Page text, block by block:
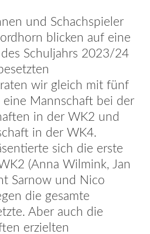
und Schachspieler
blicken auf eine
Schuljahrs 2023/24
wir gleich mit fünf
eine Mannschaft bei der
in der WK2 und
in der WK4.
sich die erste
(Anna Wilmink, Jan
Sarnow und Nico
die gesamte
Aber auch die
erzielten